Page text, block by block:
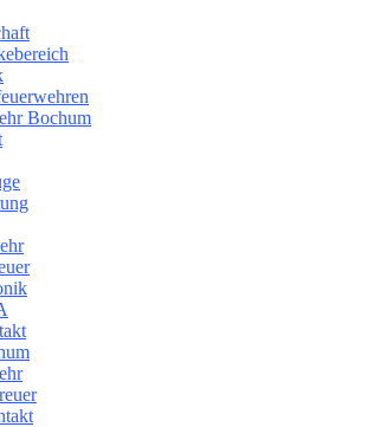
Bochum